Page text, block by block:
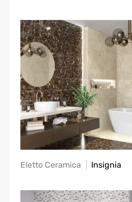
Eletto Ceramica Insignia